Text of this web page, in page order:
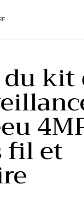
kit
fil et